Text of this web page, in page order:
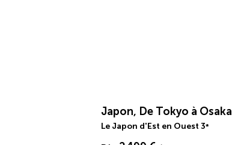
Japon, De Tokyo à Osaka
Le Japon d'Est en Ouest 3*